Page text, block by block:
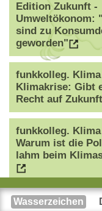
Edition Zukunft -
Umweltökonom:
sind zu
geworden"
funkkolleg. Klima
Klimakrise: Gibt
Recht auf
funkkolleg. Klima
Warum ist die
lahm beim
funkkolleg.
Wasserzeichen